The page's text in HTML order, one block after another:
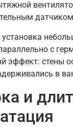
с
эффект: стены
в
и